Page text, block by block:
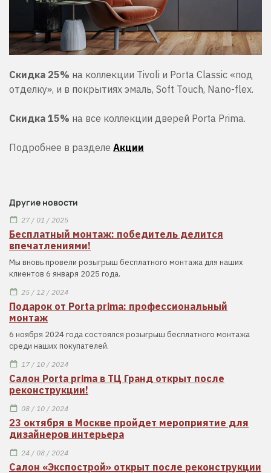
Скидка 25% на коллекции Tivoli и Porta Classic «под
отделку», и в покрытиях эмаль, Soft Touch, Nano-flex.
Скидка 15% на все коллекции дверей Porta Prima.
Подробнее в разделе Акции
Другие новости
27 / 01 / 2025
Бесплатный монтаж: победитель делится
впечатлениями!
Мы вновь провели розыгрыш бесплатного монтажа для наших
клиентов 6 января 2025 года.
25 / 12 / 2024
Подарок от Porta prima: профессиональный
монтаж
6 ноября 2024 года состоялся розыгрыш бесплатного монтажа
среди наших покупателей.
17 / 10 / 2024
Салон Porta prima в ТЦ Гранд открыт после
реконструкции!
08 / 10 / 2024
23 октября в Москве пройдет мероприятие для
дизайнеров интерьера
24 / 08 / 2024
Салон «Экспострой» открыт после реконструкции